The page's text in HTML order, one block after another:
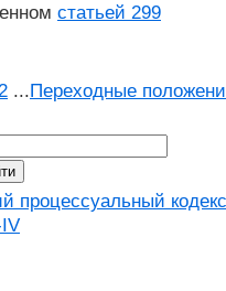
статьей 299
...Переходные
процессуальный кодекс